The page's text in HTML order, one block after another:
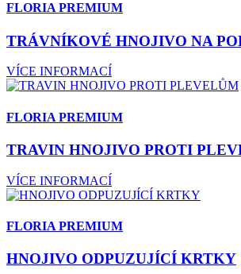
FLORIA PREMIUM
TRÁVNÍKOVÉ HNOJIVO NA
VÍCE INFORMACÍ
FLORIA PREMIUM
TRAVIN HNOJIVO PROTI
VÍCE INFORMACÍ
FLORIA PREMIUM
HNOJIVO ODPUZUJÍCÍ KRTKY